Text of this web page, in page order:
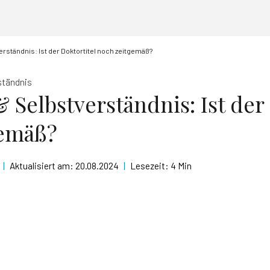
Ist der Doktortitel noch zeitgemäß?
Selbstverständnis: Ist
| Aktualisiert am: 20.08.2024 | Lesezeit: 4 Min